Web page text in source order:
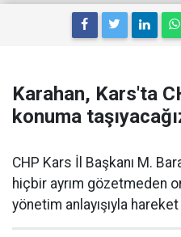
Karahan, Kars'ta
konuma
CHP Kars İl Başkanı M.
hiçbir ayrım gözetmeden
yönetim anlayışıyla